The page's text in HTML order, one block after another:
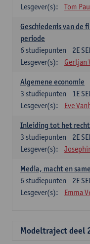
Lesgever(s):
Tom
Geschiedenis van de
periode
2E
6 studiepunten
Lesgever(s):
Gertjan
Algemene economie
1E
3 studiepunten
Lesgever(s):
Eve
Inleiding tot het recht
2E
3 studiepunten
Lesgever(s):
Media, macht en
2E
6 studiepunten
Lesgever(s):
Emma
Modeltraject deel